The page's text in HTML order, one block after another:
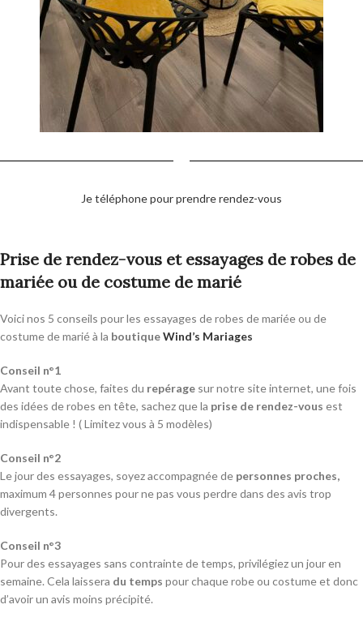
Je téléphone pour prendre rendez-vous
Prise de rendez-vous et essayages de robes de
mariée ou de costume de marié
Voici nos 5 conseils pour les essayages de robes de mariée ou de
costume de marié à la boutiqueWind’s Mariages
Conseil n°1
Avant toute chose, faites du repérage sur notre site internet, une fois
des idées de robes en tête, sachez que la prise de rendez-vous est
indispensable ! ( Limitez vous à 5 modèles)
Conseil n°2
Le jour des essayages, soyez accompagnée de personnes proches,
maximum 4 personnes pour ne pas vous perdre dans des avis trop
divergents.
Conseil n°3
Pour des essayages sans contrainte de temps, privilégiez un jour en
semaine. Cela laissera du temps pour chaque robe ou costume et donc
d’avoir un avis moins précipité.